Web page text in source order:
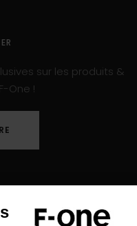
sur les produits &
One !